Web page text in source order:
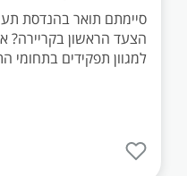
סיימתם תואר בהנדסת
הצעד הראשון בקריירה?
למגוון תפקידים בתחומי